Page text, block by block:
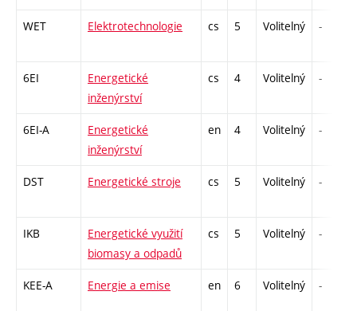
WET Elektrotechnologie cs 5 Volitelný -
6EI
Energetické
inženýrství
cs 4 Volitelný -
6EI-A
Energetické
inženýrství
en 4 Volitelný -
DST Energetické stroje cs 5 Volitelný -
IKB
Energetické využití
biomasy a odpadů
cs 5 Volitelný -
KEE-A Energie a emise en 6 Volitelný -